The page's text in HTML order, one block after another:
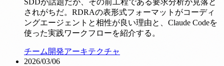
されがちだ。RDRAの表形式フォーマットがコーディ
ングエージェントと相性が良い理由と、Claude Codeを
使った実践ワークフローを紹介する。
チーム開発アーキテクチャ
2026/03/06